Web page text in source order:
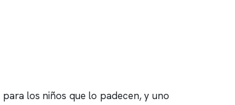
los niños que lo padecen, y uno